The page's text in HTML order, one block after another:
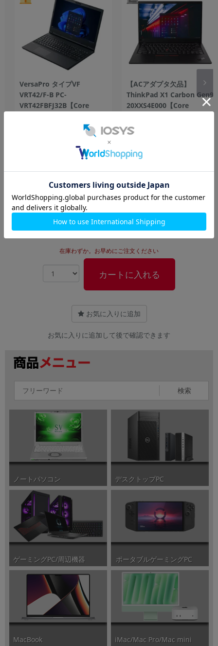
VersaPro タイプVF
VRT42/F-B PC-
VRT42FBFJ32B【Core
40,800円
【ACアダプタ欠品】
ThinkPad X1 Carbon Gen9
20XXS4E000【Core
SSD/Win11Pro】
HP ProBook 450 G9【Core i5(1.3GHz)/8GB/256GB
SSD/Win11Pro】
53,800円（税込）
在庫わずか。お早めにご注文ください
カートに入れる
お気に入りに追加
お気に入りに追加して後で確認できます
検索
ノートパソコン デスクトップPC
ゲーミングPC/周辺機器 ポータブルゲーミングPC
MacBook iMac/Mac Pro/Mac mini